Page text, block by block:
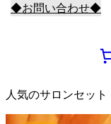
◆お問い合わせ◆
人気のサロンセット